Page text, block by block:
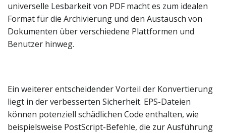
universelle Lesbarkeit von PDF macht es zum idealen
Format für die Archivierung und den Austausch von
Dokumenten über verschiedene Plattformen und
Benutzer hinweg.
Ein weiterer entscheidender Vorteil der Konvertierung
liegt in der verbesserten Sicherheit. EPS-Dateien
können potenziell schädlichen Code enthalten, wie
beispielsweise PostScript-Befehle, die zur Ausführung